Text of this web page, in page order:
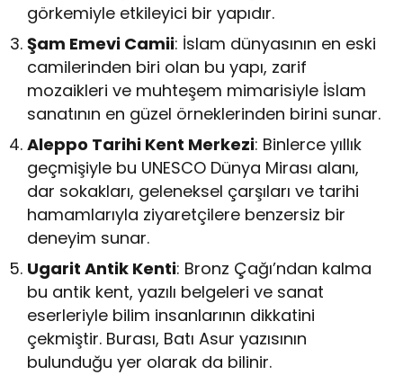
görkemiyle etkileyici bir yapıdır.
Şam Emevi Camii: İslam dünyasının en eski
camilerinden biri olan bu yapı, zarif
mozaikleri ve muhteşem mimarisiyle İslam
sanatının en güzel örneklerinden birini sunar.
Aleppo Tarihi Kent Merkezi: Binlerce yıllık
geçmişiyle bu UNESCO Dünya Mirası alanı,
dar sokakları, geleneksel çarşıları ve tarihi
hamamlarıyla ziyaretçilere benzersiz bir
deneyim sunar.
Ugarit Antik Kenti: Bronz Çağı’ndan kalma
bu antik kent, yazılı belgeleri ve sanat
eserleriyle bilim insanlarının dikkatini
çekmiştir. Burası, Batı Asur yazısının
bulunduğu yer olarak da bilinir.